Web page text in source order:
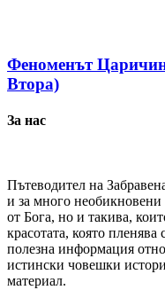
Феноменът
Втора)
За нас
Пътеводител на
и за много необикновени
от Бога, но и такива,
красотата, която
полезна информация
истински човешки
материал.